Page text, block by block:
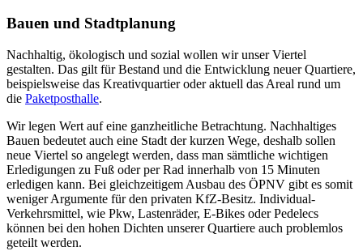
Bauen und Stadtplanung
Nachhaltig, ökologisch und sozial wollen wir unser Viertel
gestalten. Das gilt für Bestand und die Entwicklung neuer Quartiere,
beispielsweise das Kreativquartier oder aktuell das Areal rund um
die Paketposthalle.
Wir legen Wert auf eine ganzheitliche Betrachtung. Nachhaltiges
Bauen bedeutet auch eine Stadt der kurzen Wege, deshalb sollen
neue Viertel so angelegt werden, dass man sämtliche wichtigen
Erledigungen zu Fuß oder per Rad innerhalb von 15 Minuten
erledigen kann. Bei gleichzeitigem Ausbau des ÖPNV gibt es somit
weniger Argumente für den privaten KfZ-Besitz. Individual-
Verkehrsmittel, wie Pkw, Lastenräder, E-Bikes oder Pedelecs
können bei den hohen Dichten unserer Quartiere auch problemlos
geteilt werden.